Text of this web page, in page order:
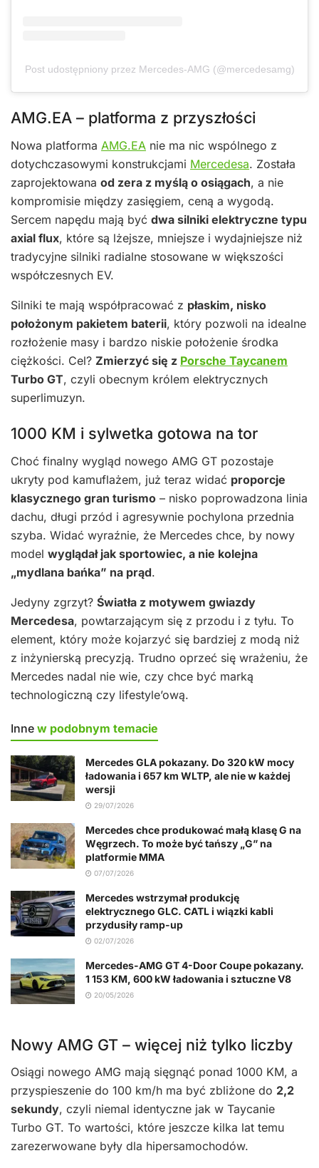
Post udostępniony przez Mercedes-AMG (@mercedesamg)
AMG.EA – platforma z przyszłości
Nowa platforma AMG.EA nie ma nic wspólnego z
dotychczasowymi konstrukcjami Mercedesa. Została
zaprojektowana od zera z myślą o osiągach, a nie
kompromisie między zasięgiem, ceną a wygodą.
Sercem napędu mają być dwa silniki elektryczne typu
axial flux, które są lżejsze, mniejsze i wydajniejsze niż
tradycyjne silniki radialne stosowane w większości
współczesnych EV.
Silniki te mają współpracować z płaskim, nisko
położonym pakietem baterii, który pozwoli na idealne
rozłożenie masy i bardzo niskie położenie środka
ciężkości. Cel? Zmierzyć się z Porsche Taycanem
Turbo GT, czyli obecnym królem elektrycznych
superlimuzyn.
1000 KM i sylwetka gotowa na tor
Choć finalny wygląd nowego AMG GT pozostaje
ukryty pod kamuflażem, już teraz widać proporcje
klasycznego gran turismo – nisko poprowadzona linia
dachu, długi przód i agresywnie pochylona przednia
szyba. Widać wyraźnie, że Mercedes chce, by nowy
model wyglądał jak sportowiec, a nie kolejna
„mydlana bańka” na prąd.
Jedyny zgrzyt? Światła z motywem gwiazdy
Mercedesa, powtarzającym się z przodu i z tyłu. To
element, który może kojarzyć się bardziej z modą niż
z inżynierską precyzją. Trudno oprzeć się wrażeniu, że
Mercedes nadal nie wie, czy chce być marką
technologiczną czy lifestyle’ową.
Inne w podobnym temacie
Mercedes GLA pokazany. Do 320 kW mocy
ładowania i 657 km WLTP, ale nie w każdej
wersji
29/07/2026
Mercedes chce produkować małą klasę G na
Węgrzech. To może być tańszy „G” na
platformie MMA
07/07/2026
Mercedes wstrzymał produkcję
elektrycznego GLC. CATL i wiązki kabli
przydusiły ramp-up
02/07/2026
Mercedes-AMG GT 4-Door Coupe pokazany.
1 153 KM, 600 kW ładowania i sztuczne V8
20/05/2026
Nowy AMG GT – więcej niż tylko liczby
Osiągi nowego AMG mają sięgnąć ponad 1000 KM, a
przyspieszenie do 100 km/h ma być zbliżone do 2,2
sekundy, czyli niemal identyczne jak w Taycanie
Turbo GT. To wartości, które jeszcze kilka lat temu
zarezerwowane były dla hipersamochodów.